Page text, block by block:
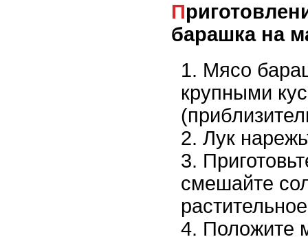
Приготовление шашлыка из
барашка на
Мясо
крупными
Лук
смешайте
Положите